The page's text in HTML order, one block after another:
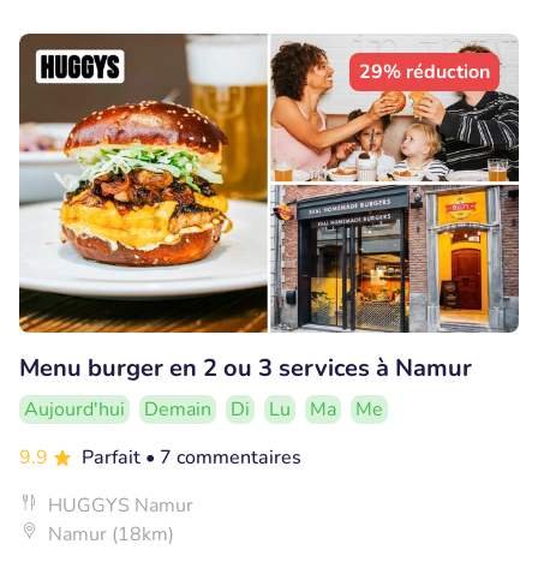
29% réduction
Menu burger en 2 ou 3 services à Namur
Aujourd'hui Demain Di Lu Ma
Me
9.9
Parfait • 7 commentaires
HUGGYS Namur
Namur (18km)